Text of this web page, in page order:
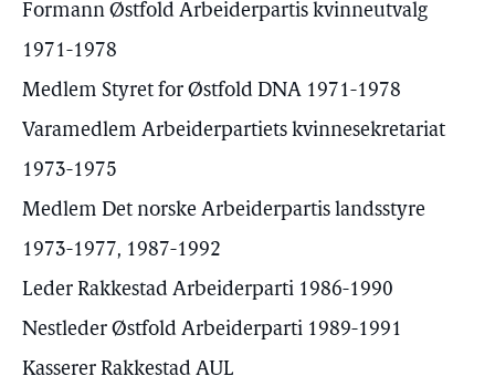
Formann Østfold Arbeiderpartis kvinneutvalg
1971-1978
Medlem Styret for Østfold DNA 1971-1978
Varamedlem Arbeiderpartiets kvinnesekretariat
1973-1975
Medlem Det norske Arbeiderpartis landsstyre
1973-1977, 1987-1992
Leder Rakkestad Arbeiderparti 1986-1990
Nestleder Østfold Arbeiderparti 1989-1991
Kasserer Rakkestad AUL